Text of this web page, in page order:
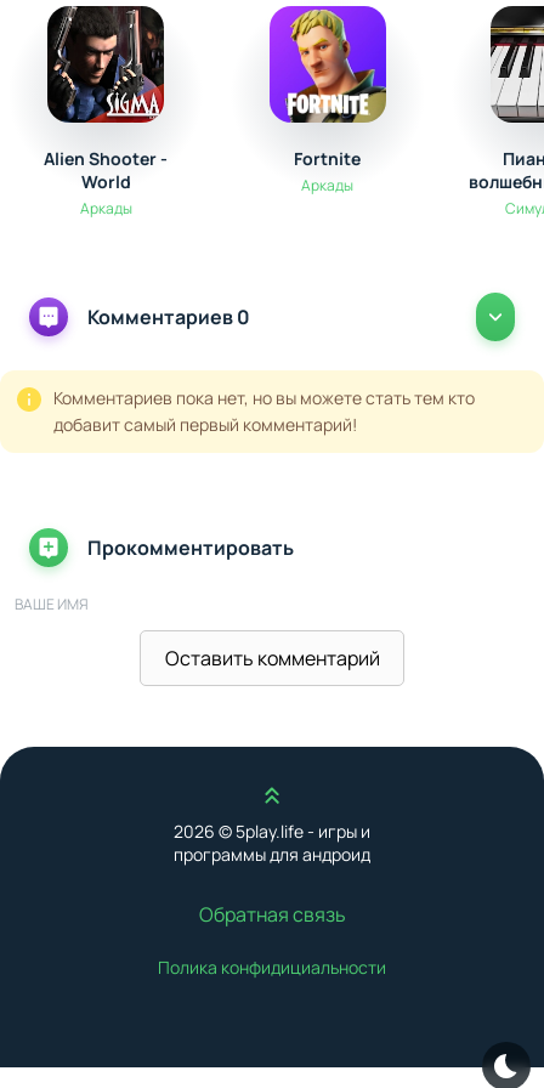
Alien Shooter -
World
Аркады
Fortnite
Аркады
Комментариев 0
Комментариев пока нет, но вы можете стать тем кто
добавит самый первый комментарий!
Прокомментировать
ВАШЕ ИМЯ
Оставить комментарий
Наверх
2026 © 5play.life - игры и
программы для андроид
Обратная связь
Полика конфидициальности